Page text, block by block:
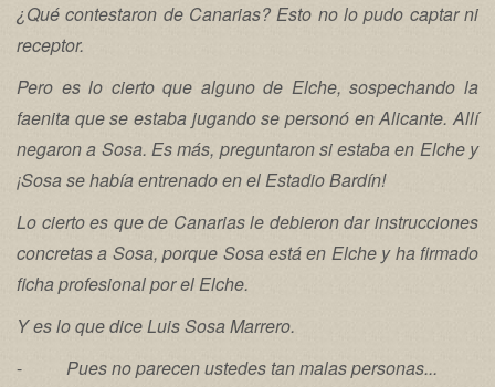
¿Qué contestaron de Canarias? Esto no lo pudo captar ni
receptor.
Pero es lo cierto que alguno de Elche, sospechando la
faenita que se estaba jugando se personó en Alicante. Allí
negaron a Sosa. Es más, preguntaron si estaba en Elche y
¡Sosa se había entrenado en el Estadio Bardín!
Lo cierto es que de Canarias le debieron dar instrucciones
concretas a Sosa, porque Sosa está en Elche y ha firmado
ficha profesional por el Elche.
Y es lo que dice Luis Sosa Marrero.
- Pues no parecen ustedes tan malas personas...